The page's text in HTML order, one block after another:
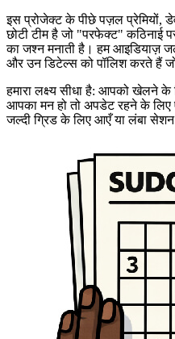
इस प्रोजेक्ट के पीछे पज़ल प्रेमियों,
छोटी टीम है जो "परफेक्ट" कठिनाई
का जश्न मनाती है। हम आइडियाज़
और उन डिटेल्स को पॉलिश करते हैं
हमारा लक्ष्य सीधा है: आपको खेलने
आपका मन हो तो अपडेट रहने के
जल्दी ग्रिड के लिए आएँ या लंबा